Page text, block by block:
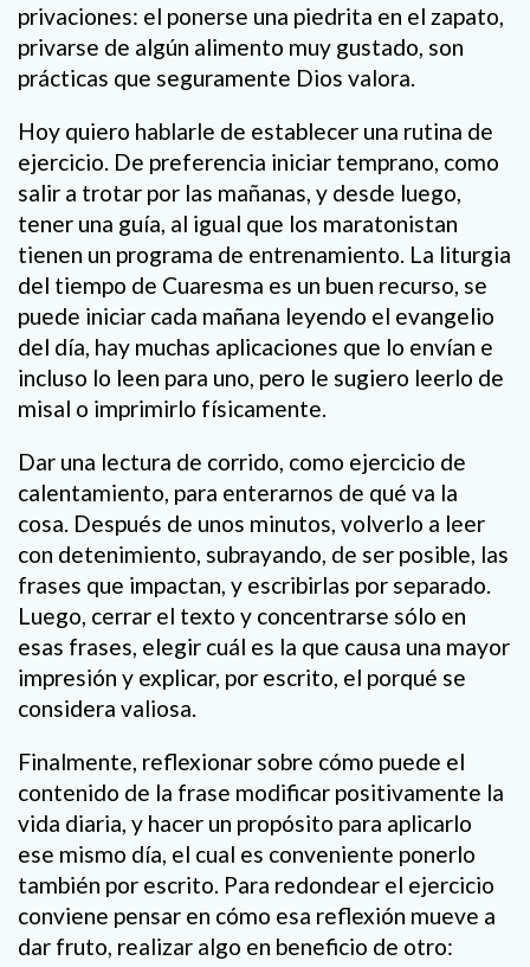
privaciones: el ponerse una piedrita en el zapato,
privarse de algún alimento muy gustado, son
prácticas que seguramente Dios valora.
Hoy quiero hablarle de establecer una rutina de
ejercicio. De preferencia iniciar temprano, como
salir a trotar por las mañanas, y desde luego,
tener una guía, al igual que los maratonistan
tienen un programa de entrenamiento. La liturgia
del tiempo de Cuaresma es un buen recurso, se
puede iniciar cada mañana leyendo el evangelio
del día, hay muchas aplicaciones que lo envían e
incluso lo leen para uno, pero le sugiero leerlo de
misal o imprimirlo físicamente.
Dar una lectura de corrido, como ejercicio de
calentamiento, para enterarnos de qué va la
cosa. Después de unos minutos, volverlo a leer
con detenimiento, subrayando, de ser posible, las
frases que impactan, y escribirlas por separado.
Luego, cerrar el texto y concentrarse sólo en
esas frases, elegir cuál es la que causa una mayor
impresión y explicar, por escrito, el porqué se
considera valiosa.
Finalmente, reflexionar sobre cómo puede el
contenido de la frase modificar positivamente la
vida diaria, y hacer un propósito para aplicarlo
ese mismo día, el cual es conveniente ponerlo
también por escrito. Para redondear el ejercicio
conviene pensar en cómo esa reflexión mueve a
dar fruto, realizar algo en beneficio de otro: